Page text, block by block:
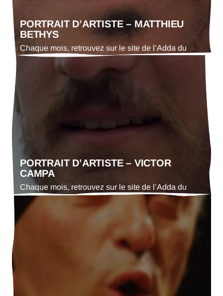
PORTRAIT D’ARTISTE – MATTHIEU
BETHYS
Chaque mois, retrouvez sur le site de l’Adda du
Gers le portrait d’un·e artiste. En ce mois de juillet
2025 : Matthieu Bethys, comédien, acrobate et
PORTRAIT D’ARTISTE – VICTOR
CAMPA
Chaque mois, retrouvez sur le site de l’Adda du
Gers le portrait d’un·e artiste. En ce mois de juin
2025 : Victor Campa, comédien de la compagnie la
Boîte à Jouer.